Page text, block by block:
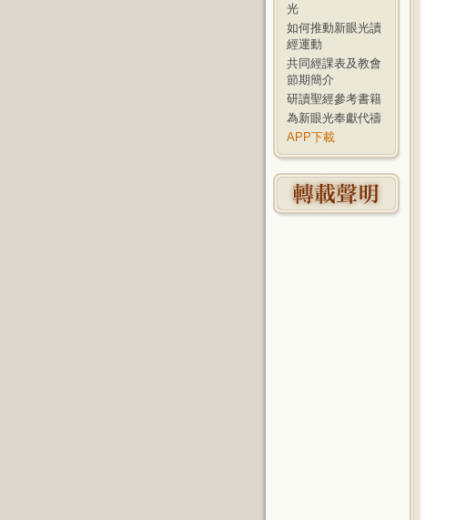
光
如何推動新眼光讀
經運動
共同經課表及教會
節期簡介
研讀聖經參考書籍
為新眼光奉獻代禱
APP下載